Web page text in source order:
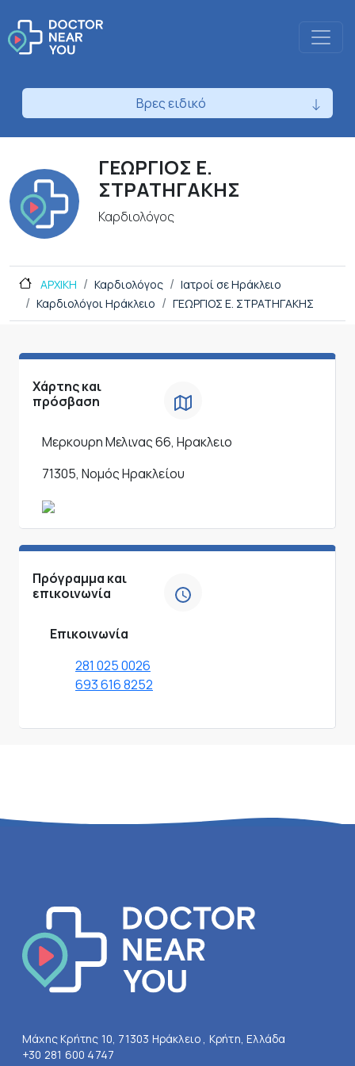
Βρες ειδικό
ΓΕΩΡΓΙΟΣ Ε.
ΣΤΡΑΤΗΓΑΚΗΣ
Καρδιολόγος
ΑΡΧΙΚΗ Καρδιολόγος
Ιατροί σε Ηράκλειο
Καρδιολόγοι Ηράκλειο
ΓΕΩΡΓΙΟΣ Ε. ΣΤΡΑΤΗΓΑΚΗΣ
Χάρτης και
πρόσβαση
Μερκουρη Μελινας 66, Ηρακλειο
71305, Νομός Ηρακλείου
Πρόγραμμα και
επικοινωνία
Επικοινωνία
281 025 0026
693 616 8252
Μάχης Κρήτης 10, 71303 Ηράκλειο , Κρήτη, Ελλάδα
+30 281 600 4747